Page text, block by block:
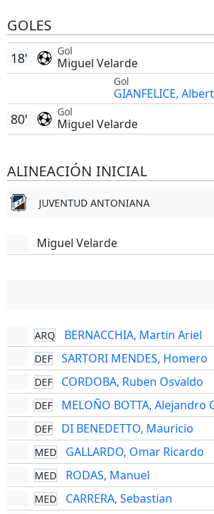
GOLES
Gol
Miguel Velarde
18'
Gol
GIANFELICE,
Gol
Miguel Velarde
80'
ALINEACIÓN INICIAL
JUVENTUD ANTONIANA
Miguel Velarde
ARQ BERNACCHIA, Martin Ariel
DEF SARTORI MENDES, Homero
DEF CORDOBA, Ruben Osvaldo
DEF MELOÑO BOTTA, Alejandro
DEF DI BENEDETTO, Mauricio
MED GALLARDO, Omar Ricardo
MED RODAS, Manuel
MED CARRERA, Sebastian